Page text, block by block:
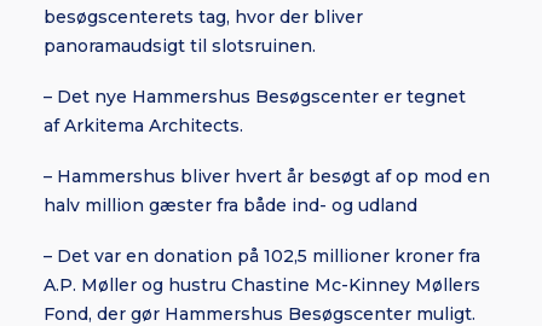
besøgscenterets tag, hvor der bliver
panoramaudsigt til slotsruinen.
– Det nye Hammershus Besøgscenter er tegnet
af Arkitema Architects.
– Hammershus bliver hvert år besøgt af op mod en
halv million gæster fra både ind- og udland
– Det var en donation på 102,5 millioner kroner fra
A.P. Møller og hustru Chastine Mc-Kinney Møllers
Fond, der gør Hammershus Besøgscenter muligt.